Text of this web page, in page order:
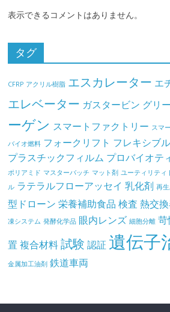
表示できるコメントはありません。
タグ
CFRP アクリル樹脂 エスカレーター エ
エレベーター ガスタービン グリ
ーゲン スマートファクトリー スマ
バイオ燃料 フォークリフト フレキシブ
プラスチックフィルム プロバイオテ
ポリアミド マスターバッチ マット剤 ユーティリティ
ル ラテラルフローアッセイ 乳化剤 再
型ドローン 栄養補助食品 検査 熱交
凍システム 発酵化学品 眼内レンズ 細胞分離
置 複合材料 試験 認証 遺伝子
金属加工油剤 鉄道車両